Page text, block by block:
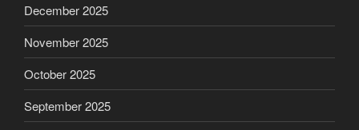
December 2025
November 2025
October 2025
September 2025